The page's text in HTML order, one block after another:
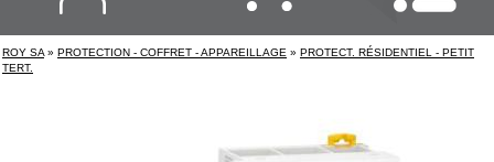
ROY SA » PROTECTION - COFFRET - APPAREILLAGE » PROTECT. RÉSIDENTIEL - PETIT
TERT.